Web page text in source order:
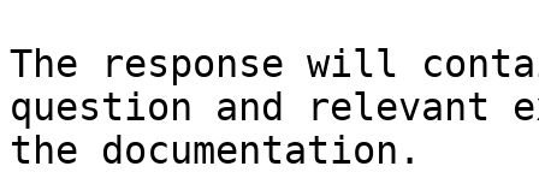
The response will
question and relevant
the documentation.